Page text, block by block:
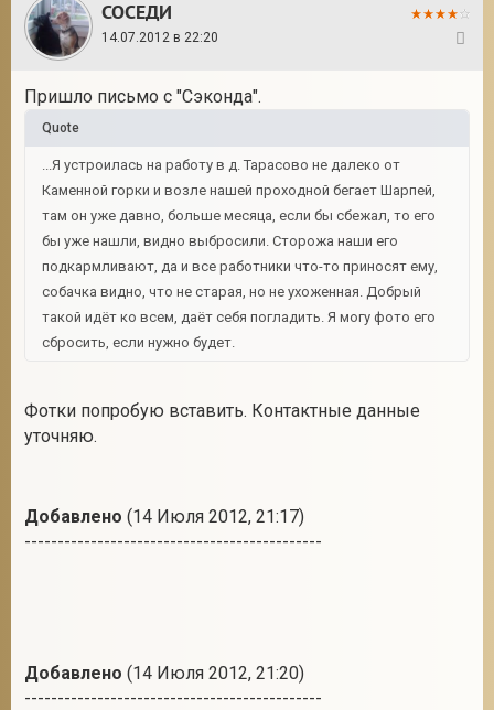
СОСЕДИ
14.07.2012 в 22:20
Пришло письмо с "Сэконда".
Quote
...Я устроилась на работу в д. Тарасово не далеко от
Каменной горки и возле нашей проходной бегает Шарпей,
там он уже давно, больше месяца, если бы сбежал, то его
бы уже нашли, видно выбросили. Сторожа наши его
подкармливают, да и все работники что-то приносят ему,
собачка видно, что не старая, но не ухоженная. Добрый
такой идёт ко всем, даёт себя погладить. Я могу фото его
сбросить, если нужно будет.
Фотки попробую вставить. Контактные данные
уточняю.
Добавлено (14 Июля 2012, 21:17)
---------------------------------------------
Добавлено (14 Июля 2012, 21:20)
---------------------------------------------